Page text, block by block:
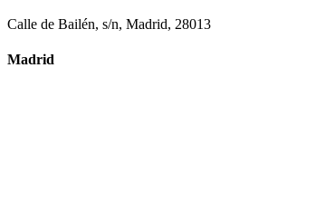
Calle de Bailén, s/n, Madrid, 28013
Madrid